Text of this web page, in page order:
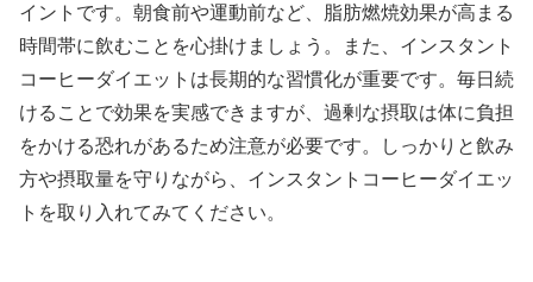
イントです。朝食前や運動前など、脂肪燃焼効果が高まる
時間帯に飲むことを心掛けましょう。また、インスタント
コーヒーダイエットは長期的な習慣化が重要です。毎日続
けることで効果を実感できますが、過剰な摂取は体に負担
をかける恐れがあるため注意が必要です。しっかりと飲み
方や摂取量を守りながら、インスタントコーヒーダイエッ
トを取り入れてみてください。